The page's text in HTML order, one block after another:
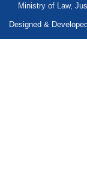
Ministry of Law,
Designed &